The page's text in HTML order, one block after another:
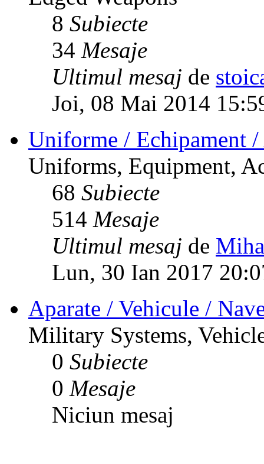
8 Subiecte
34 Mesaje
Ultimul mesaj de
Joi, 08 Mai 2014
Uniforme / Echipament
Uniforms, Equipment,
68 Subiecte
514 Mesaje
Ultimul mesaj de
Lun, 30 Ian 2017
Aparate / Vehicule /
Military Systems,
0 Subiecte
0 Mesaje
Niciun mesaj